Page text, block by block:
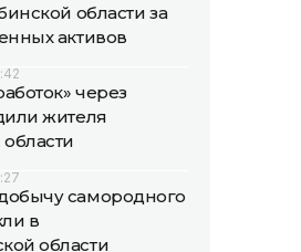
области за
активов
через
жителя
самородного
в
области